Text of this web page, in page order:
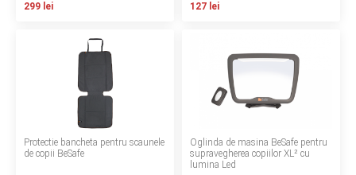
BALANSOARE COPII
BABY MONITORS
299 lei 127 lei
Protectie bancheta pentru scaunele
de copii BeSafe
Oglinda de masina BeSafe pentru
supravegherea copiilor XL² cu
lumina Led